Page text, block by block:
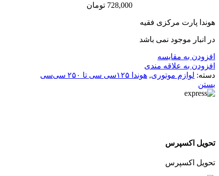
728,000 تومان
هوندا پارت مرکزی فقیه
در انبار موجود نمی باشد
افزودن به مقایسه
افزودن به علاقه مندی
دسته: لوازم موتوری, هوندا ۱۲۵سی سی تا ۲۵۰ سی‌سی
بستن
تحویل اکسپرس
تحویل اکسپرس